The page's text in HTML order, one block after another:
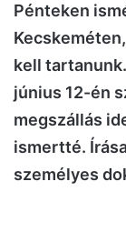
Pénteken
kell
június 12-én
megszállás
ismertté.
személyes